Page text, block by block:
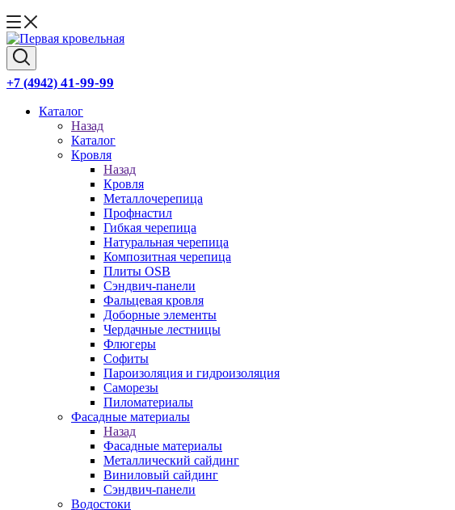
+7 (4942) 41-99-99
Каталог
Назад
Каталог
Кровля
Назад
Кровля
Металлочерепица
Профнастил
Гибкая черепица
Натуральная черепица
Композитная черепица
Плиты OSB
Сэндвич-панели
Фальцевая кровля
Доборные элементы
Чердачные лестницы
Флюгеры
Софиты
Пароизоляция и гидроизоляция
Саморезы
Пиломатериалы
Фасадные материалы
Назад
Фасадные материалы
Металлический сайдинг
Виниловый сайдинг
Сэндвич-панели
Водостоки